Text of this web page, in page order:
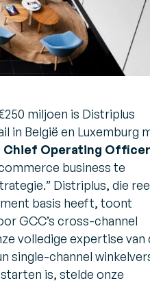
miljoen is Distriplus
in België en Luxemburg
Chief Operating Officer
business te
” Distriplus, die
basis heeft, toont
GCC’s cross-channel
volledige expertise van
single-channel
is, stelde onze